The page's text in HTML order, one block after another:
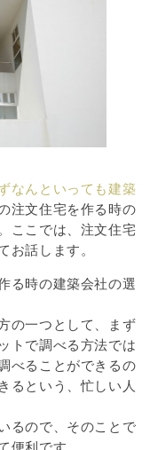
なんといっても建築
注文住宅を作る時の
ここでは、注文住宅
お話します。
る時の建築会社の選
の一つとして、まず
トで調べる方法では
べることができるの
るという、忙しい人
るので、そのことで